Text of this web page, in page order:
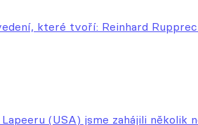
které tvoří: Reinhard
(USA) jsme zahájili